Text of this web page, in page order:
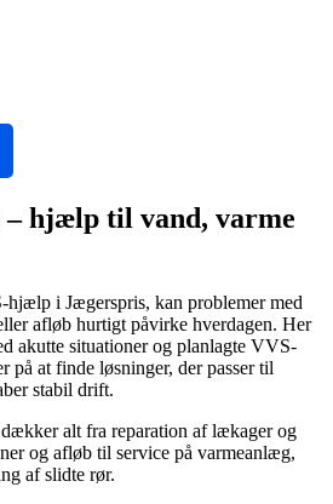
hjælp til vand, varme
i Jægerspris, kan problemer med
afløb hurtigt påvirke hverdagen. Her
akutte situationer og planlagte VVS-
på at finde løsninger, der passer til
stabil drift.
alt fra reparation af lækager og
og afløb til service på varmeanlæg,
af slidte rør.